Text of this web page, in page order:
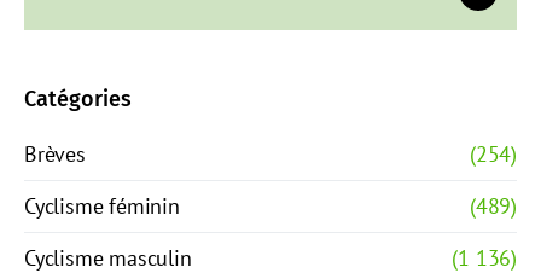
Catégories
Brèves
(254)
Cyclisme féminin
(489)
Cyclisme masculin
(1 136)